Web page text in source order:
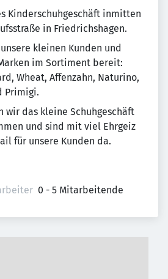
Kinderschuhgeschäft inmitten
in Friedrichshagen.
kleinen Kunden und
im Sortiment bereit:
Wheat, Affenzahn, Naturino,
Primigi.
wir das kleine Schuhgeschäft
und sind mit viel Ehrgeiz
für unsere Kunden da.
0 - 5 Mitarbeitende